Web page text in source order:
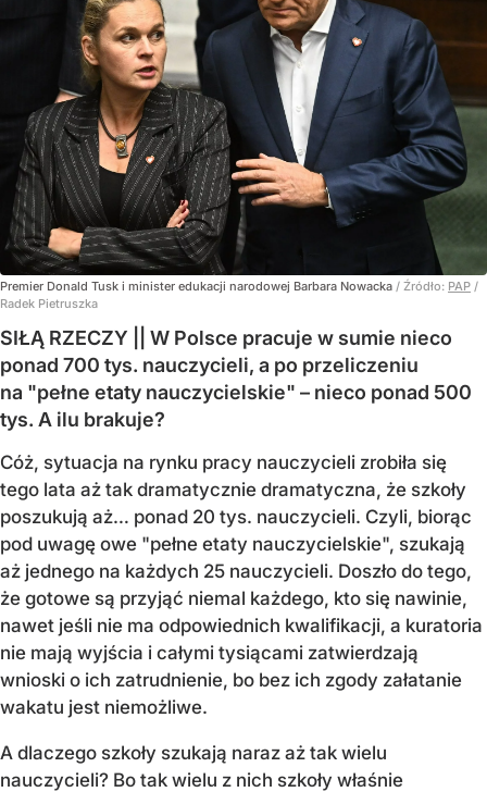
Premier Donald Tusk i minister edukacji narodowej Barbara Nowacka / Źródło: PAP /
Radek Pietruszka
SIŁĄ RZECZY || W Polsce pracuje w sumie nieco
ponad 700 tys. nauczycieli, a po przeliczeniu
na "pełne etaty nauczycielskie" – nieco ponad 500
tys. A ilu brakuje?
Cóż, sytuacja na rynku pracy nauczycieli zrobiła się
tego lata aż tak dramatycznie dramatyczna, że szkoły
poszukują aż… ponad 20 tys. nauczycieli. Czyli, biorąc
pod uwagę owe "pełne etaty nauczycielskie", szukają
aż jednego na każdych 25 nauczycieli. Doszło do tego,
że gotowe są przyjąć niemal każdego, kto się nawinie,
nawet jeśli nie ma odpowiednich kwalifikacji, a kuratoria
nie mają wyjścia i całymi tysiącami zatwierdzają
wnioski o ich zatrudnienie, bo bez ich zgody załatanie
wakatu jest niemożliwe.
A dlaczego szkoły szukają naraz aż tak wielu
nauczycieli? Bo tak wielu z nich szkoły właśnie